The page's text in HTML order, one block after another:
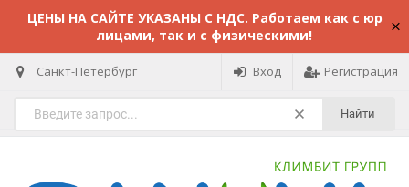
ЦЕНЫ НА САЙТЕ УКАЗАНЫ С НДС. Работаем как с юр
лицами, так и с физическими!
Санкт-Петербург Вход Регистрация
Найти